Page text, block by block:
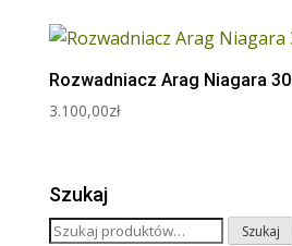
Rozwadniacz Arag Niagara 30l
3.100,00zł
Szukaj
Szukaj: Szukaj